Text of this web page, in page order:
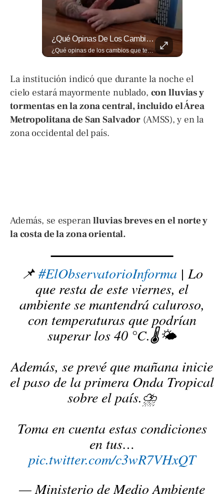
¿Qué Opinas De Los Cambios Que Tendrá Este Proyecto?
¿Qué opinas de los cambios que tendrá este proyecto? Jardines verticales, ciclovía y accesos inclusivos destacan entre las novedades del viaducto Los Chorros. Lee más 👉 eldiariodehoy.com
La institución indicó que durante la noche el
cielo estará mayormente nublado, con lluvias y
tormentas en la zona central, incluido el Área
Metropolitana de San Salvador (AMSS), y en la
zona occidental del país.
Además, se esperanlluvias breves en el norte y
la costa de la zona oriental.
📌#ElObservatorioInforma | Lo
que resta de este viernes, el
ambiente se mantendrá caluroso,
con temperaturas que podrían
superar los 40 °C.🌡🌤
Además, se prevé que mañana inicie
el paso de la primera Onda Tropical
sobre el país.⛈️
Toma en cuenta estas condiciones
en tus…
pic.twitter.com/c3wR7VHxQT
— Ministerio de Medio Ambiente